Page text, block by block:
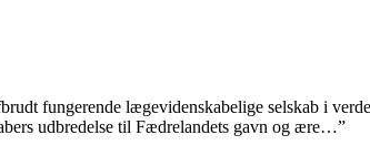
fungerende lægevidenskabelige selskab i
udbredelse til Fædrelandets gavn og ære…”